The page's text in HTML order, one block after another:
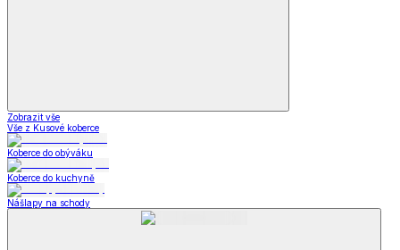
Zobrazit vše
Vše z Kusové koberce
Koberce do obýváku
Koberce do kuchyně
Nášlapy na schody